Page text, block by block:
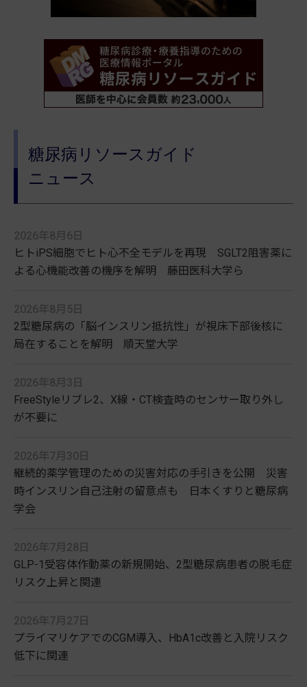
糖尿病リソースガイド
ニュース
2026年8月6日
ヒトiPS細胞でヒト心不全モデルを再現 SGLT2阻害薬に
よる心機能改善の機序を解明 藤田医科大学ら
2026年8月5日
2型糖尿病の「脳インスリン抵抗性」が視床下部後核に
局在することを解明 順天堂大学
2026年8月3日
FreeStyleリブレ2、X線・CT検査時のセンサー取り外し
が不要に
2026年7月30日
継続的薬学管理のための災害対応の手引きを公開 災害
時インスリン自己注射の留意点も 日本くすりと糖尿病
学会
2026年7月28日
GLP-1受容体作動薬の新規開始、2型糖尿病患者の脱毛症
リスク上昇と関連
2026年7月27日
プライマリケアでのCGM導入、HbA1c改善と入院リスク
低下に関連